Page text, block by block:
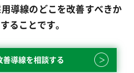
導線のどこを改善すべきか
ることです。
導線を相談する